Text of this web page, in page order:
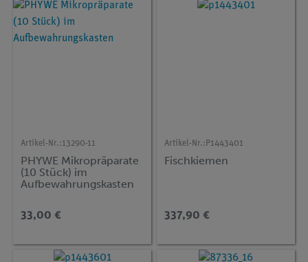
Artikel-Nr.:13290-11
PHYWE Mikropräparate
(10 Stück) im
Aufbewahrungskasten
33,00 €
Artikel-Nr.: P1443401
Fischkiemen
337,90 €